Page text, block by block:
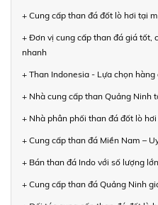
+ Cung cấp than đá đốt lò hơi tại
+ Đơn vị cung cấp than đá giá tốt,
nhanh
+ Than Indonesia - Lựa chọn
+ Nhà cung cấp than Quảng Ninh
+ Nhà phân phối than đá đốt lò
+ Cung cấp than đá Miền Nam –
+ Bán than đá Indo với số lượng
+ Cung cấp than đá Quảng Ninh